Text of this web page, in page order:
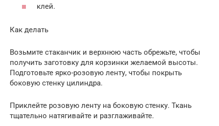
клей.
Как делать
Возьмите стаканчик и верхнюю часть обрежьте, чтобы
получить заготовку для корзинки желаемой высоты.
Подготовьте ярко-розовую ленту, чтобы покрыть
боковую стенку цилиндра.
Приклейте розовую ленту на боковую стенку. Ткань
тщательно натягивайте и разглаживайте.